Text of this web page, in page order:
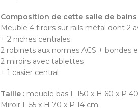
Composition de cette salle de bains
Meuble 4 tiroirs sur rails métal dont 2
+ 2 niches centrales
2 robinets aux normes ACS + bondes
2 miroirs avec tablettes
+ 1 casier central
Taille :meuble bas L 150 x H 60 x P
Miroir L 55 x H 70 x P 14 cm